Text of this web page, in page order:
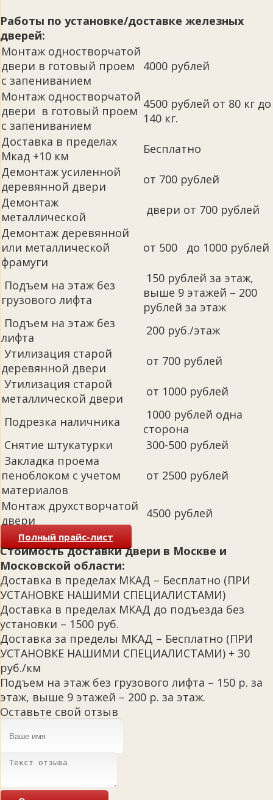
Работы по установке/доставке железных
дверей:
Монтаж одностворчатой
двери в готовый проем
с запениванием
4000 рублей
Монтаж одностворчатой
двери в готовый проем
с запениванием
4500 рублей от 80 кг до
140 кг.
Доставка в пределах
Мкад +10 км
Бесплатно
Демонтаж усиленной
деревянной двери
от 700 рублей
Демонтаж
металлической
двери от 700 рублей
Демонтаж деревянной
или металлической
фрамуги
от 500 до 1000 рублей
Подъем на этаж без
грузового лифта
150 рублей за этаж,
выше 9 этажей – 200
рублей за этаж
Подъем на этаж без
лифта
200 руб./этаж
Утилизация старой
деревянной двери
от 700 рублей
Утилизация старой
металлической двери
от 1000 рублей
Подрезка наличника
1000 рублей одна
сторона
Снятие штукатурки
300-500 рублей
Закладка проема
пеноблоком с учетом
материалов
от 2500 рублей
Монтаж друхстворчатой
двери
4500 рублей
Полный прайс-лист
Стоимость доставки двери в Москве и
Московской области:
Доставка в пределах МКАД – Бесплатно (ПРИ
УСТАНОВКЕ НАШИМИ СПЕЦИАЛИСТАМИ)
Доставка в пределах МКАД до подъезда без
установки – 1500 руб.
Доставка за пределы МКАД – Бесплатно (ПРИ
УСТАНОВКЕ НАШИМИ СПЕЦИАЛИСТАМИ) + 30
руб./км
Подъем на этаж без грузового лифта – 150 р. за
этаж, выше 9 этажей – 200 р. за этаж.
Оставьте свой отзыв